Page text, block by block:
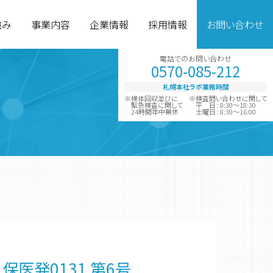
電話でのお問い合わせ
0570-085-212
札幌本社ラボ業務時間
※検体回収並びに
緊急検査に関して
24時間年中無休
※検査問い合わせに関して
平 日 : 8:30～18:30
土曜日 : 8:30～16:00
事業内容 企業情報 採用情報 お問い合わせ